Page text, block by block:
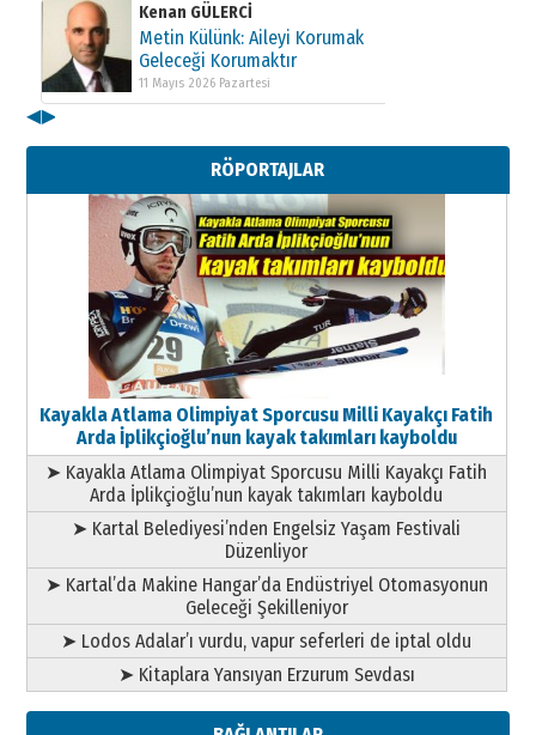
Kenan GÜLERCİ
Metin Külünk: Aileyi Korumak
Geleceği Korumaktır
11 Mayıs 2026 Pazartesi
Metin Külünk: Aileyi Korumak
Geleceği Korumaktır
11 Mayıs 2026 Pazartesi
◀▶
RÖPORTAJLAR
Kayakla Atlama Olimpiyat Sporcusu Milli Kayakçı Fatih
Arda İplikçioğlu’nun kayak takımları kayboldu
➤ Kayakla Atlama Olimpiyat Sporcusu Milli Kayakçı Fatih
Arda İplikçioğlu’nun kayak takımları kayboldu
➤ Kartal Belediyesi’nden Engelsiz Yaşam Festivali
Düzenliyor
➤ Kartal’da Makine Hangar’da Endüstriyel Otomasyonun
Geleceği Şekilleniyor
➤ Lodos Adalar’ı vurdu, vapur seferleri de iptal oldu
➤ Kitaplara Yansıyan Erzurum Sevdası